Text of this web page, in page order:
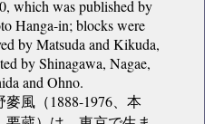
which was published by
Hanga-in; blocks were
by Matsuda and Kikuda,
by Shinagawa, Nagae,
and Ohno.
麥風（1888-1976、本